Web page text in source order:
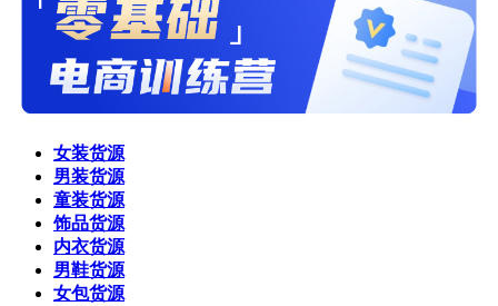
女装货源
男装货源
童装货源
饰品货源
内衣货源
男鞋货源
女包货源